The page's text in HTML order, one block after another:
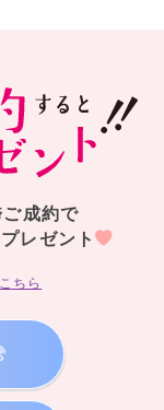
成約で
レゼント
ちら